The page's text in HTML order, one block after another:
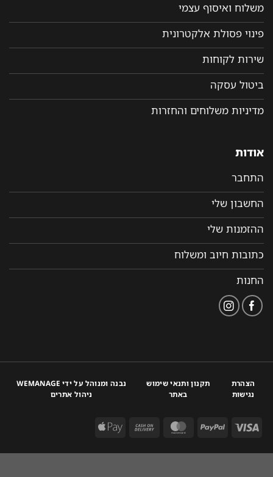
משלוח ואיסוף עצמי
פינוי פסולת אלקטרונית
שירות לקוחות
ביטול עסקה
מדיניות משלוחים והחזרות
אודות
התחבר
החשבון שלי
ההזמנות שלי
כתובות חיוב ומשלוח
החנות
הצהרת
נגישות
תקנון ותנאי שימוש
באתר
נבנה ומנוהל על ידי WEMANAGE
ניהול אתרים